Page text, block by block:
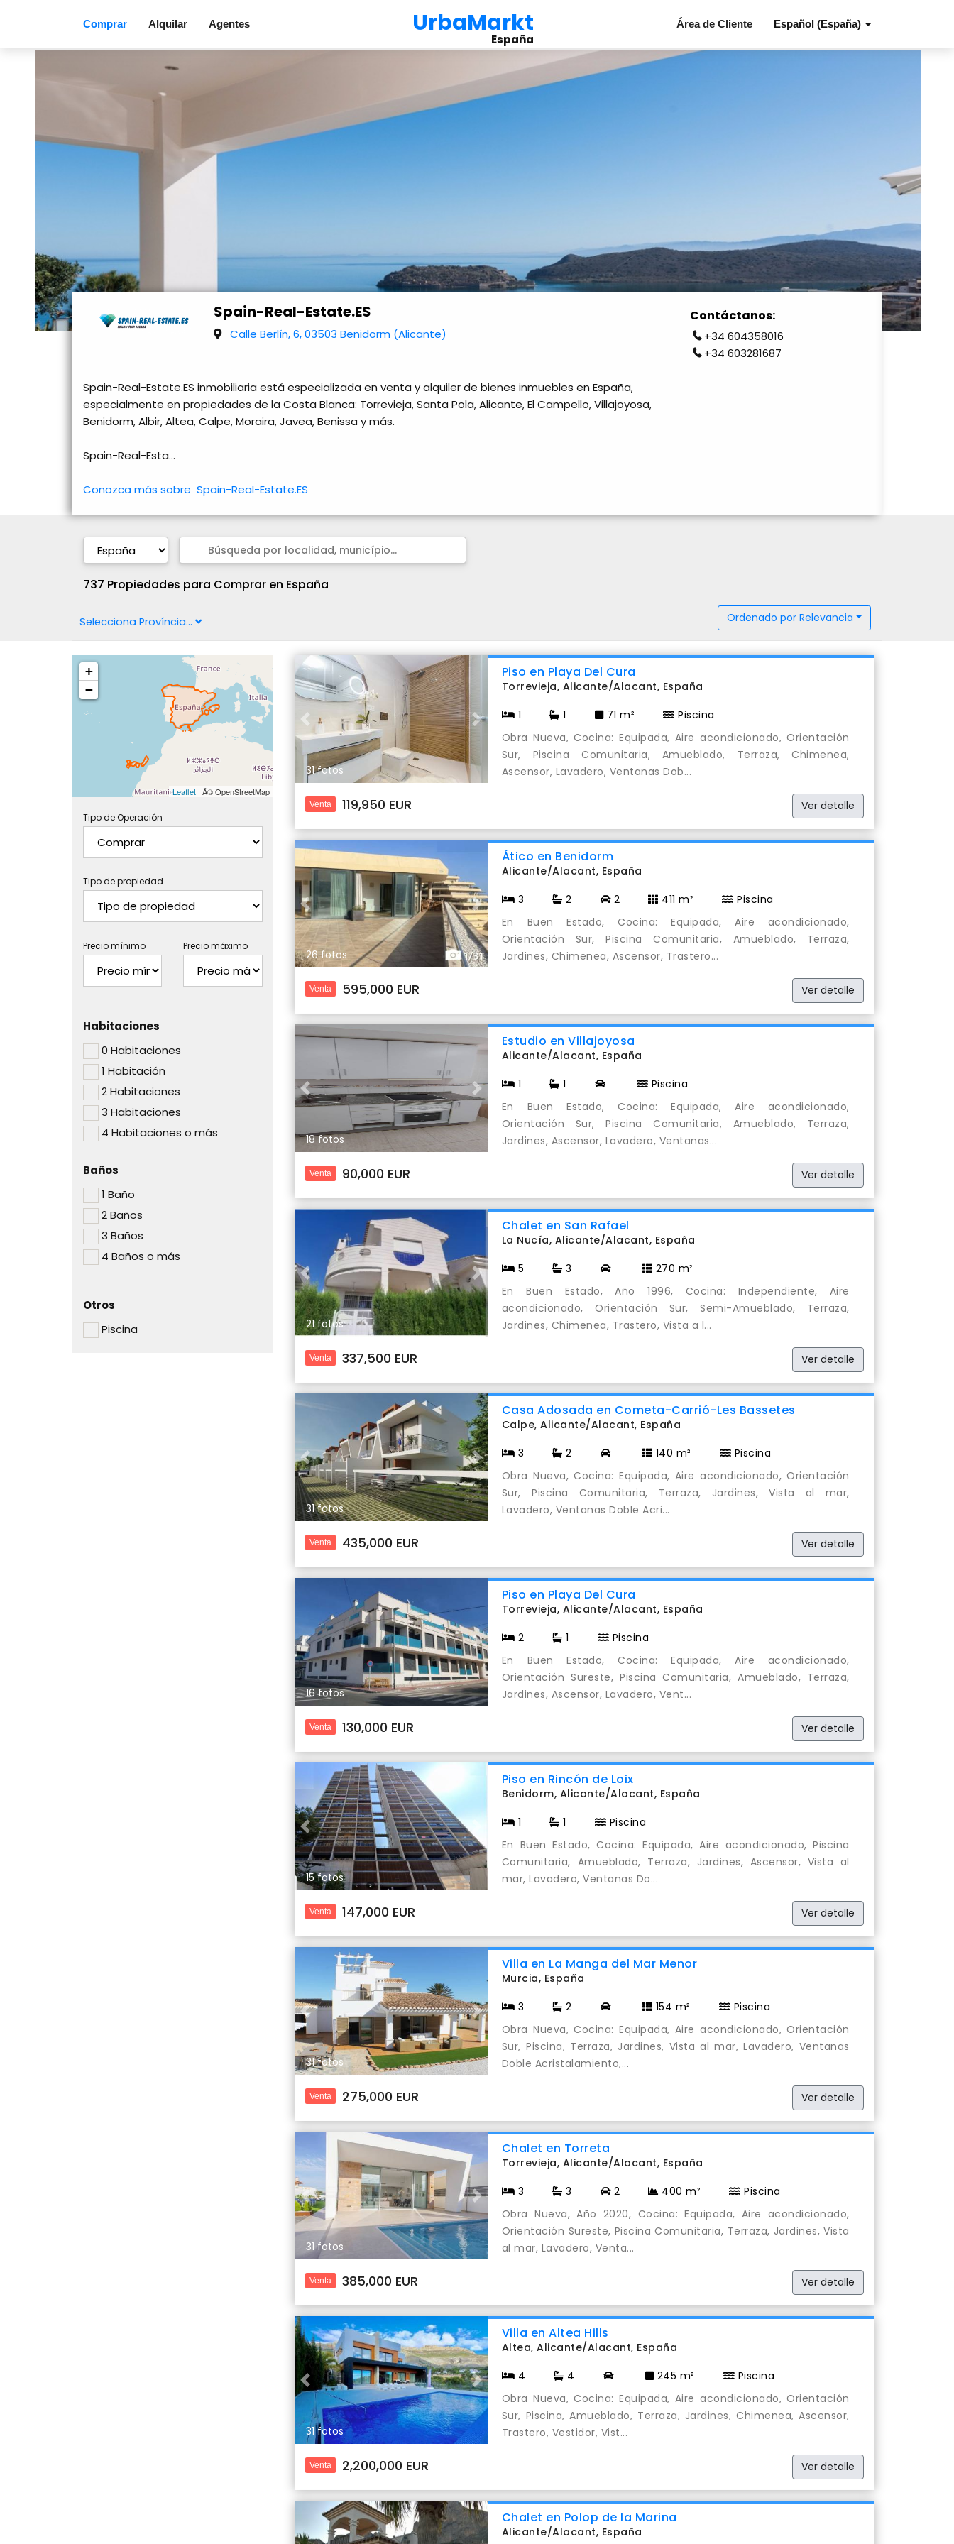
UrbaMarkt
España
Comprar Alquilar Agentes Español (España)
Área de Cliente
Spain-Real-Estate.ES
Calle Berlín, 6, 03503 Benidorm (Alicante)
Contáctanos:
+34 604358016
+34 603281687
Spain-Real-Estate.ES inmobiliaria está especializada en venta y alquiler de bienes inmuebles en España,
especialmente en propiedades de la Costa Blanca: Torrevieja, Santa Pola, Alicante, El Campello, Villajoyosa,
Benidorm, Albir, Altea, Calpe, Moraira, Javea, Benissa y más.
Spain-Real-Esta...
Conozca más sobre Spain-Real-Estate.ES
737 Propiedades para Comprar en España
Selecciona Província... Ordenado porRelevancia
+
−
Leaflet| Â© OpenStreetMap
Tipo de Operación
Tipo de propiedad
Precio mínimo Precio máximo
Habitaciones
0 Habitaciones
1 Habitación
2 Habitaciones
3 Habitaciones
4 Habitaciones o más
Baños
1 Baño
2 Baños
3 Baños
4 Baños o más
Otros
Piscina
Previous Next
31 fotos
Piso en Playa Del Cura
Torrevieja, Alicante/Alacant, España
1
1 71 m²
Piscina
Obra Nueva, Cocina: Equipada, Aire acondicionado, Orientación
Sur, Piscina Comunitaria, Amueblado, Terraza, Chimenea,
Ascensor, Lavadero, Ventanas Dob...
Venta 119,950 EUR Ver detalle
Previous Next
26 fotos
Ático en Benidorm
Alicante/Alacant, España
3
2 2 411 m²
Piscina
En Buen Estado, Cocina: Equipada, Aire acondicionado,
Orientación Sur, Piscina Comunitaria, Amueblado, Terraza,
Jardines, Chimenea, Ascensor, Trastero...
Venta 595,000 EUR Ver detalle
Previous Next
18 fotos
Estudio en Villajoyosa
Alicante/Alacant, España
1
1
Piscina
En Buen Estado, Cocina: Equipada, Aire acondicionado,
Orientación Sur, Piscina Comunitaria, Amueblado, Terraza,
Jardines, Ascensor, Lavadero, Ventanas...
Venta 90,000 EUR Ver detalle
Previous Next
21 fotos
Chalet en San Rafael
La Nucía, Alicante/Alacant, España
5
3
270 m²
En Buen Estado, Año 1996, Cocina: Independiente, Aire
acondicionado, Orientación Sur, Semi-Amueblado, Terraza,
Jardines, Chimenea, Trastero, Vista a l...
Venta 337,500 EUR Ver detalle
Previous Next
31 fotos
Casa Adosada en Cometa-Carrió-Les Bassetes
Calpe, Alicante/Alacant, España
3
2 140 m²
Piscina
Obra Nueva, Cocina: Equipada, Aire acondicionado, Orientación
Sur, Piscina Comunitaria, Terraza, Jardines, Vista al mar,
Lavadero, Ventanas Doble Acri...
Venta 435,000 EUR Ver detalle
Previous Next
16 fotos
Piso en Playa Del Cura
Torrevieja, Alicante/Alacant, España
2
1
Piscina
En Buen Estado, Cocina: Equipada, Aire acondicionado,
Orientación Sureste, Piscina Comunitaria, Amueblado, Terraza,
Jardines, Ascensor, Lavadero, Vent...
Venta 130,000 EUR Ver detalle
Previous
15 fotos
Piso en Rincón de Loix
Benidorm, Alicante/Alacant, España
1
1
Piscina
En Buen Estado, Cocina: Equipada, Aire acondicionado, Piscina
Comunitaria, Amueblado, Terraza, Jardines, Ascensor, Vista al
mar, Lavadero, Ventanas Do...
Venta 147,000 EUR Ver detalle
Previous Next
31 fotos
Villa en La Manga del Mar Menor
Murcia, España
3
2 154 m²
Piscina
Obra Nueva, Cocina: Equipada, Aire acondicionado, Orientación
Sur, Piscina, Terraza, Jardines, Vista al mar, Lavadero, Ventanas
Doble Acristalamiento,...
Venta 275,000 EUR Ver detalle
Previous Next
31 fotos
Chalet en Torreta
Torrevieja, Alicante/Alacant, España
3
3 2 400 m²
Piscina
Obra Nueva, Año 2020, Cocina: Equipada, Aire acondicionado,
Orientación Sureste, Piscina Comunitaria, Terraza, Jardines, Vista
al mar, Lavadero, Venta...
Venta 385,000 EUR Ver detalle
Previous Next
31 fotos
Villa en Altea Hills
Altea, Alicante/Alacant, España
4
4 245 m²
Piscina
Obra Nueva, Cocina: Equipada, Aire acondicionado, Orientación
Sur, Piscina, Amueblado, Terraza, Jardines, Chimenea, Ascensor,
Trastero, Vestidor, Vist...
Venta 2,200,000 EUR Ver detalle
Chalet en Polop de la Marina
Alicante/Alacant, España